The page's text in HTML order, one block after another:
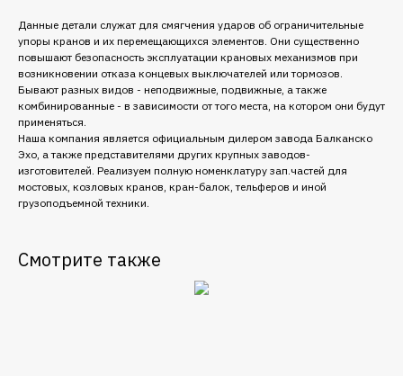
Данные детали служат для смягчения ударов об ограничительные
упоры кранов и их перемещающихся элементов. Они существенно
повышают безопасность эксплуатации крановых механизмов при
возникновении отказа концевых выключателей или тормозов.
Бывают разных видов - неподвижные, подвижные, а также
комбинированные - в зависимости от того места, на котором они будут
применяться.
Наша компания является официальным дилером завода Балканско
Эхо, а также представителями других крупных заводов-
изготовителей. Реализуем полную номенклатуру зап.частей для
мостовых, козловых кранов, кран-балок, тельферов и иной
грузоподъемной техники.
Смотрите также